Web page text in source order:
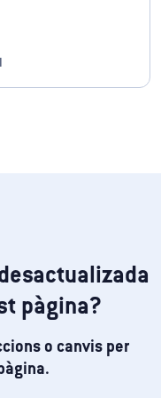
pàgina?
o canvis per